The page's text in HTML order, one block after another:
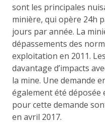
sont les principales
minière, qui opère 24h
jours par année. La
dépassements des
exploitation en 2011.
davantage d’impacts
la mine. Une demande
également été déposée
pour cette demande
en avril 2017.